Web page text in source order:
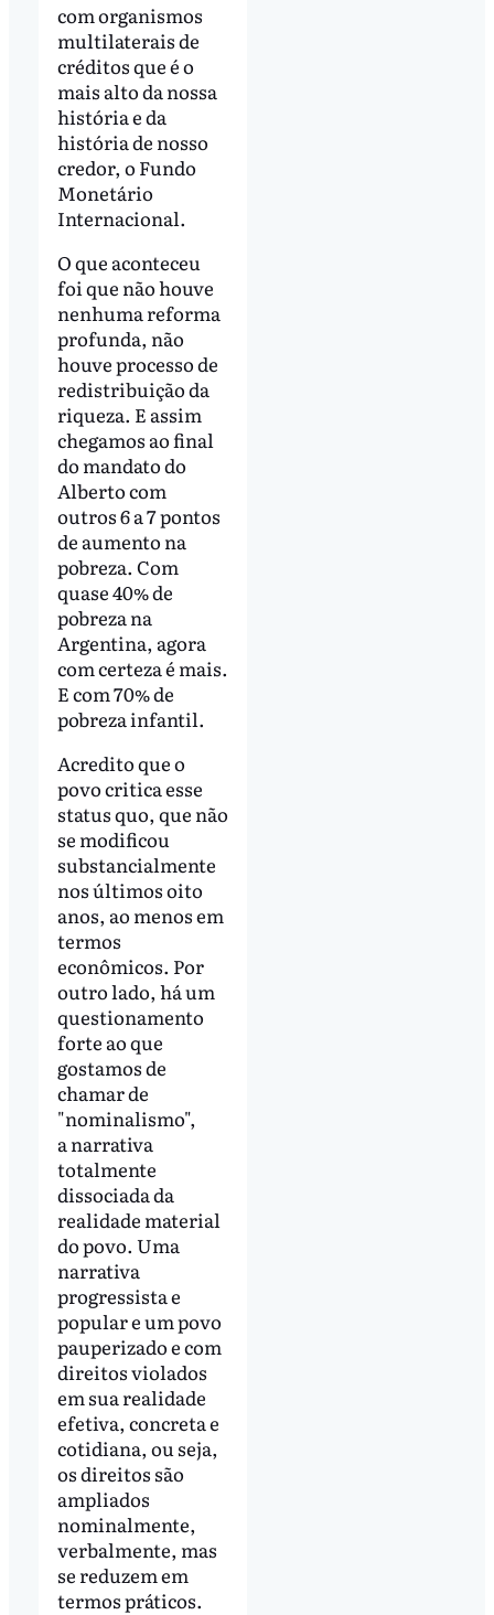
com organismos
multilaterais de
créditos que é o
mais alto da nossa
história e da
história de nosso
credor, o Fundo
Monetário
Internacional.
O que aconteceu
foi que não houve
nenhuma reforma
profunda, não
houve processo de
redistribuição da
riqueza. E assim
chegamos ao final
do mandato do
Alberto com
outros 6 a 7 pontos
de aumento na
pobreza. Com
quase 40% de
pobreza na
Argentina, agora
com certeza é mais.
E com 70% de
pobreza infantil.
Acredito que o
povo critica esse
status quo, que não
se modificou
substancialmente
nos últimos oito
anos, ao menos em
termos
econômicos. Por
outro lado, há um
questionamento
forte ao que
gostamos de
chamar de
"nominalismo",
a narrativa
totalmente
dissociada da
realidade material
do povo. Uma
narrativa
progressista e
popular e um povo
pauperizado e com
direitos violados
em sua realidade
efetiva, concreta e
cotidiana, ou seja,
os direitos são
ampliados
nominalmente,
verbalmente, mas
se reduzem em
termos práticos.